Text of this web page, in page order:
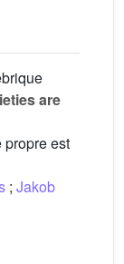
are
propre est
; Jakob